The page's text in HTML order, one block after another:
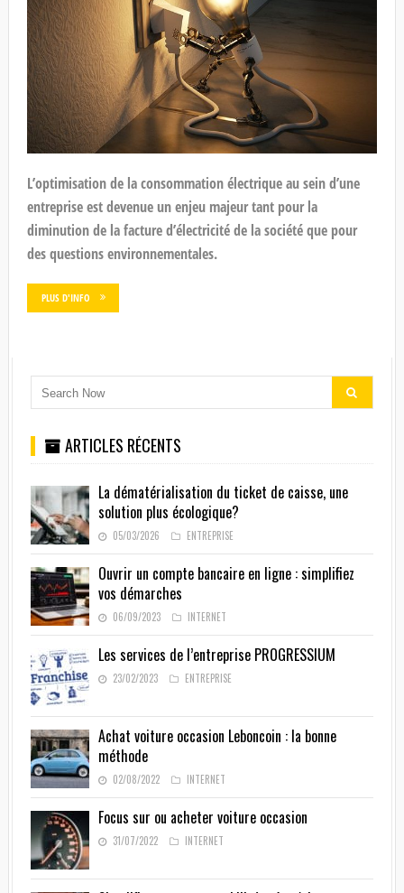
L’optimisation de la consommation électrique au sein d’une
entreprise est devenue un enjeu majeur tant pour la
diminution de la facture d’électricité de la société que pour
des questions environnementales.
PLUS D'INFO
ARTICLES RÉCENTS
La dématérialisation du ticket de caisse, une
solution plus écologique?
05/03/2026 ENTREPRISE
Ouvrir un compte bancaire en ligne : simplifiez
vos démarches
06/09/2023 INTERNET
Les services de l’entreprise PROGRESSIUM
23/02/2023 ENTREPRISE
Achat voiture occasion Leboncoin : la bonne
méthode
02/08/2022 INTERNET
Focus sur ou acheter voiture occasion
31/07/2022 INTERNET